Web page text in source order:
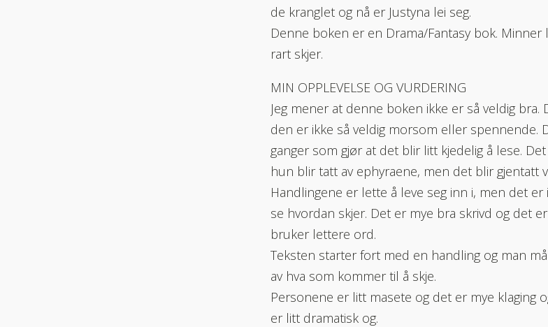
de kranglet og nå er Justyna lei seg.
Denne boken er en Drama/Fantasy bok.
rart skjer.
MIN OPPLEVELSE OG VURDERING
Jeg mener at denne boken ikke er så veldig
den er ikke så veldig morsom eller spennende.
ganger som gjør at det blir litt kjedelig å lese.
hun blir tatt av ephyraene, men det blir gjentatt
Handlingene er lette å leve seg inn i, men det
se hvordan skjer. Det er mye bra skrivd og det
bruker lettere ord.
Teksten starter fort med en handling og man
av hva som kommer til å skje.
Personene er litt masete og det er mye klaging
er litt dramatisk og.